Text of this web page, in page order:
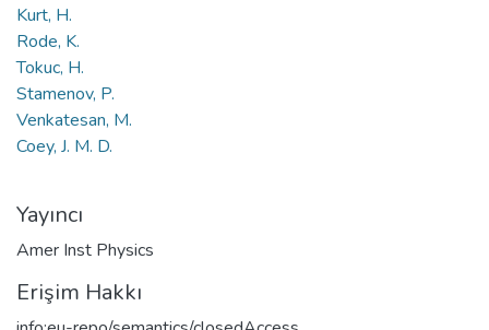
Kurt, H.
Rode, K.
Tokuc, H.
Stamenov, P.
Venkatesan, M.
Coey, J. M. D.
Yayıncı
Amer Inst Physics
Erişim Hakkı